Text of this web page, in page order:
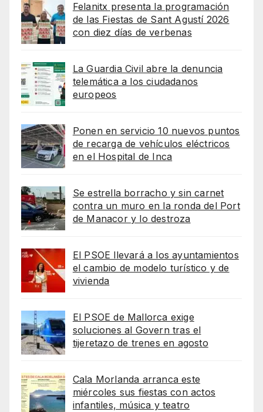
Felanitx presenta la programación
de las Fiestas de Sant Agustí 2026
con diez días de verbenas
La Guardia Civil abre la denuncia
telemática a los ciudadanos
europeos
Ponen en servicio 10 nuevos puntos
de recarga de vehículos eléctricos
en el Hospital de Inca
Se estrella borracho y sin carnet
contra un muro en la ronda del Port
de Manacor y lo destroza
El PSOE llevará a los ayuntamientos
el cambio de modelo turístico y de
vivienda
El PSOE de Mallorca exige
soluciones al Govern tras el
tijeretazo de trenes en agosto
Cala Morlanda arranca este
miércoles sus fiestas con actos
infantiles, música y teatro